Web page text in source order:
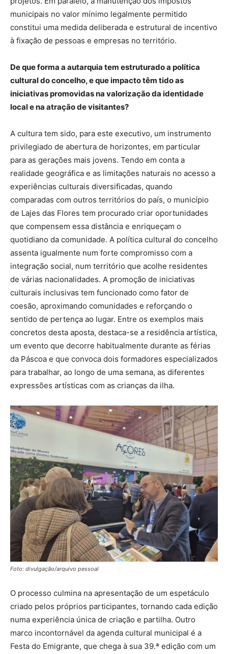
municipais no valor mínimo legalmente permitido
constitui uma medida deliberada e estrutural de incentivo
à fixação de pessoas e empresas no território.
De que forma a autarquia tem estruturado a política
cultural do concelho, e que impacto têm tido as
iniciativas promovidas na valorização da identidade
local e na atração de visitantes?
A cultura tem sido, para este executivo, um instrumento
privilegiado de abertura de horizontes, em particular
para as gerações mais jovens. Tendo em conta a
realidade geográfica e as limitações naturais no acesso a
experiências culturais diversificadas, quando
comparadas com outros territórios do país, o município
de Lajes das Flores tem procurado criar oportunidades
que compensem essa distância e enriqueçam o
quotidiano da comunidade. A política cultural do concelho
assenta igualmente num forte compromisso com a
integração social, num território que acolhe residentes
de várias nacionalidades. A promoção de iniciativas
culturais inclusivas tem funcionado como fator de
coesão, aproximando comunidades e reforçando o
sentido de pertença ao lugar. Entre os exemplos mais
concretos desta aposta, destaca-se a residência artística,
um evento que decorre habitualmente durante as férias
da Páscoa e que convoca dois formadores especializados
para trabalhar, ao longo de uma semana, as diferentes
expressões artísticas com as crianças da ilha.
Foto: divulgação/arquivo pessoal
O processo culmina na apresentação de um espetáculo
criado pelos próprios participantes, tornando cada edição
numa experiência única de criação e partilha. Outro
marco incontornável da agenda cultural municipal é a
Festa do Emigrante, que chega à sua 39.ª edição com um